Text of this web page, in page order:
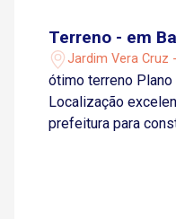
Terreno - em
Jardim Vera Cruz
ótimo terreno Plano com leve declive
Localização excelente Imóvel com
prefeitura para